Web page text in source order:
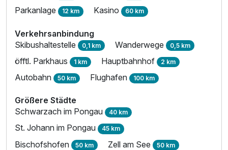
Parkanlage 12 km Kasino 60 km
Verkehrsanbindung
Skibushaltestelle 0,1 km Wanderwege 0,5 km
öfftl. Parkhaus 1 km Hauptbahnhof 2 km
Autobahn 50 km Flughafen 100 km
Größere Städte
Schwarzach im Pongau 40 km
St. Johann im Pongau 45 km
Bischofshofen 50 km Zell am See 50 km